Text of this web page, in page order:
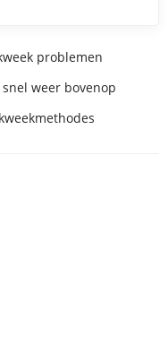
problemen
weer bovenop